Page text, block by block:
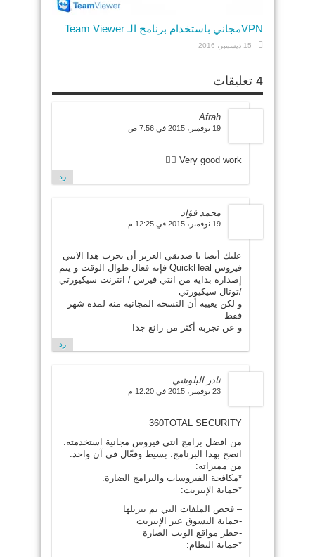
VPNمجاني باستخدام برنامج الـ Team Viewer
15 ديسمبر، 2016
4 تعليقات
Afrah
19 نوفمبر، 2015 في 7:56 ص
Very good work 👍🏻
رد
محمد فؤاد
19 نوفمبر، 2015 في 12:25 م
عليك أيضا يا صديقي العزيز أن تجرب هذا الانتي
فيروس QuickHeal فإنه فعال طوال الوقت و يتم
إصداره بدايه من انتي فيرس / انترنت سيكيورتي
/توتال سيكيورتي
و لكن يعيبه أن النسخه المجانيه منه لمده شهر
فقط
و عن تجربه أكثر من رائع جدا
رد
نادر البلوشي
23 نوفمبر، 2015 في 12:20 م
360TOTAL SECURITY
من افضل برامج انتي فيروس مجانية استخدمته.
انصح بهذا البرنامج. بسيط وفعّال في آن واحد.
من مميزاته:
*مكافحة الفيروسات والبرامج الضارة.
*حماية الإنترنت:
– فحص الملفات التي تم تنزيلها
-حماية التسوق عبر الإنترنت
-حظر مواقع الويب الضارة
*حماية النظام: